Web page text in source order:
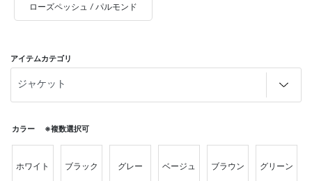
ローズペッシュ / パルモンド
アイテムカテゴリ
カラー ※複数選択可
ホワイト ブラック グレー ベージュ ブラウン グリーン